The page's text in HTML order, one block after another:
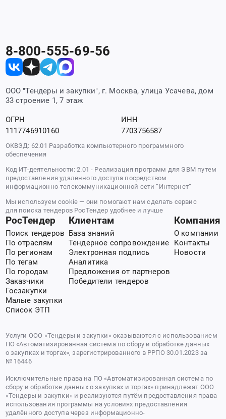
8-800-555-69-56
ООО "Тендеры и закупки", г. Москва, улица Усачева, дом
33 строение 1, 7 этаж
ОГРН
1117746910160
ИНН
7703756587
ОКВЭД: 62.01 Разработка компьютерного программного
обеспечения
Код ИТ-деятельности: 2.01 - Реализация программ для ЭВМ путем
предоставления удаленного доступа посредством
информационно-телекоммуникационной сети “Интернет”
Мы используем cookie — они помогают нам сделать сервис
для поиска тендеров РосТендер удобнее и лучше
РосТендер
Поиск тендеров
По отраслям
По регионам
По тегам
По городам
Заказчики
Госзакупки
Малые закупки
Список ЭТП
Клиентам
База знаний
Тендерное сопровождение
Электронная подпись
Аналитика
Предложения от партнеров
Победители тендеров
Компания
О компании
Контакты
Новости
Услуги ООО «Тендеры и закупки» оказываются с использованием
ПО «Автоматизированная система по сбору и обработке данных
о закупках и торгах», зарегистрированного в РРПО 30.01.2023 за
№ 16446
Исключительные права на ПО «Автоматизированная система по
сбору и обработке данных о закупках и торгах» принадлежат ООО
«Тендеры и закупки» и реализуются путём предоставления права
использования программы на условиях предоставления
удалённого доступа через информационно-